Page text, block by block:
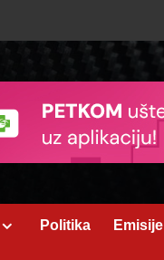
Politika Emisije